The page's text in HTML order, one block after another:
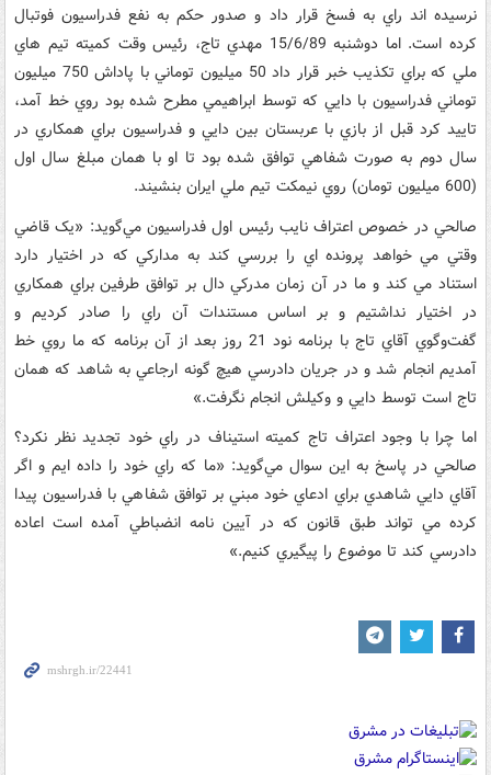
نرسيده اند راي به فسخ قرار داد و صدور حکم به نفع فدراسيون فوتبال
کرده است. اما دوشنبه 15/6/89 مهدي تاج، رئيس وقت کميته تيم هاي
ملي که براي تکذيب خبر قرار داد 50 ميليون توماني با پاداش 750 ميليون
توماني فدراسيون با دايي که توسط ابراهيمي مطرح شده بود روي خط آمد،
تاييد کرد قبل از بازي با عربستان بين دايي و فدراسيون براي همکاري در
سال دوم به صورت شفاهي توافق شده بود تا او با همان مبلغ سال اول
(600 ميليون تومان) روي نيمکت تيم ملي ايران بنشيند.
صالحي در خصوص اعتراف نايب رئيس اول فدراسيون مي‌گويد: «يک قاضي
وقتي مي خواهد پرونده اي را بررسي کند به مدارکي که در اختيار دارد
استناد مي کند و ما در آن زمان مدرکي دال بر توافق طرفين براي همکاري
در اختيار نداشتيم و بر اساس مستندات آن راي را صادر کرديم و
گفت‌وگوي آقاي تاج با برنامه نود 21 روز بعد از آن برنامه که ما روي خط
آمديم انجام شد و در جريان دادرسي هيچ گونه ارجاعي به شاهد که همان
تاج است توسط دايي و وکيلش انجام نگرفت.»
اما چرا با وجود اعتراف تاج کميته استيناف در راي خود تجديد نظر نکرد؟
صالحي در پاسخ به اين سوال مي‌گويد: «ما که راي خود را داده ايم و اگر
آقاي دايي شاهدي براي ادعاي خود مبني بر توافق شفاهي با فدراسيون پيدا
کرده مي تواند طبق قانون که در آيين نامه انضباطي آمده است اعاده
دادرسي کند تا موضوع را پيگيري کنيم.»